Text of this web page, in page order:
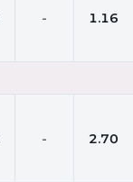
- 1.16
- 2.70